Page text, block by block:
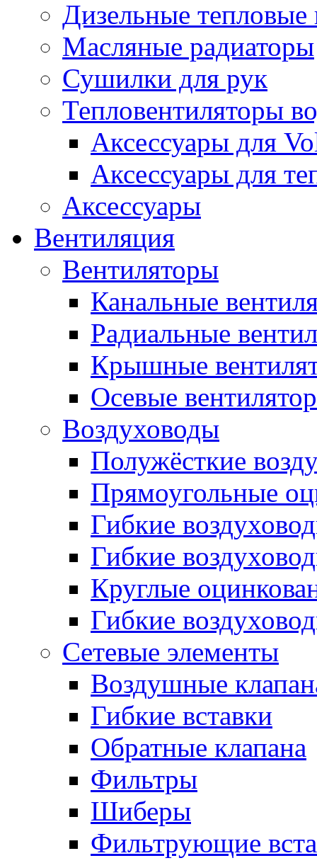
Дизельные
Масляные радиаторы
Сушилки для рук
Тепловентиляторы
Аксессуары для
Аксессуары для
Аксессуары
Вентиляция
Вентиляторы
Канальные
Радиальные
Крышные
Осевые
Воздуховоды
Полужёсткие
Прямоугольные
Гибкие
Гибкие
Круглые
Гибкие
Сетевые элементы
Воздушные
Гибкие вставки
Обратные клапана
Фильтры
Шиберы
Фильтрующие